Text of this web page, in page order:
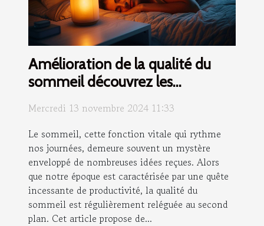
Amélioration de la qualité du
sommeil découvrez les
Mercredi 13 novembre 2024 11:33
Le sommeil, cette fonction vitale qui rythme
nos journées, demeure souvent un mystère
enveloppé de nombreuses idées reçues. Alors
que notre époque est caractérisée par une quête
incessante de productivité, la qualité du
sommeil est régulièrement reléguée au second
plan. Cet article propose de...